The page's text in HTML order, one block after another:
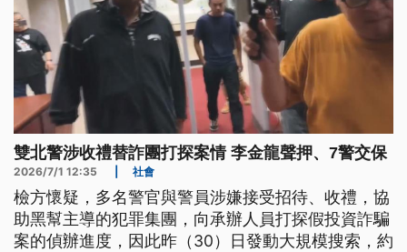
雙北警涉收禮替詐團打探案情 李金龍聲押、7警交保
2026/7/1 12:35 社會
檢方懷疑，多名警官與警員涉嫌接受招待、收禮，協
助黑幫主導的犯罪集團，向承辦人員打探假投資詐騙
案的偵辦進度，因此昨（30）日發動大規模搜索，約